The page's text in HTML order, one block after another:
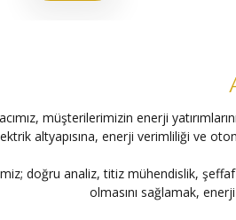
müşterilerimizin enerji
altyapısına, enerji verimliliği ve
doğru analiz, titiz mühendislik,
olmasını sağlamak,